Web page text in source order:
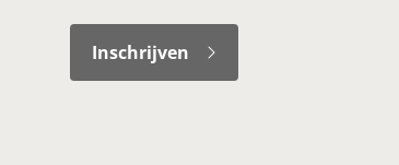
Inschrijven